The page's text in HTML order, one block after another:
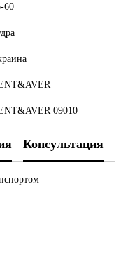
60
09010
Консультация